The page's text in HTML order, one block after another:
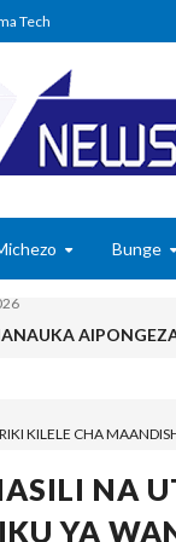
Tech
Bunge
07 2026
KATI YATOA WITO
NA
Aug 07 2026
KILELE CHA
NA
YA